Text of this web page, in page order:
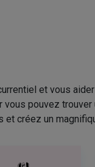
et vous
pouvez
créez un